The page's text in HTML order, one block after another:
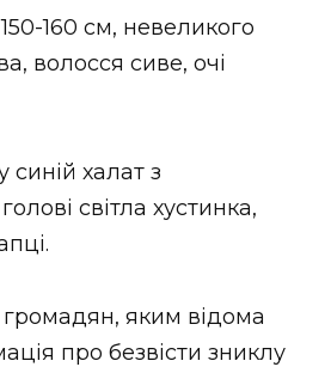
160 см, невеликого
волосся сиве, очі
синій халат з
світла хустинка,
яким відома
про безвісти зниклу